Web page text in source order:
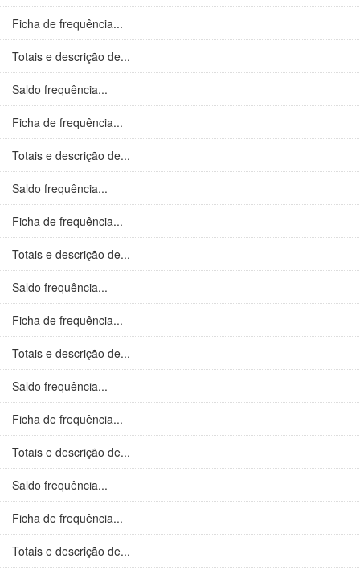
Ficha de frequência...
Totais e descrição de...
Saldo frequência...
Ficha de frequência...
Totais e descrição de...
Saldo frequência...
Ficha de frequência...
Totais e descrição de...
Saldo frequência...
Ficha de frequência...
Totais e descrição de...
Saldo frequência...
Ficha de frequência...
Totais e descrição de...
Saldo frequência...
Ficha de frequência...
Totais e descrição de...